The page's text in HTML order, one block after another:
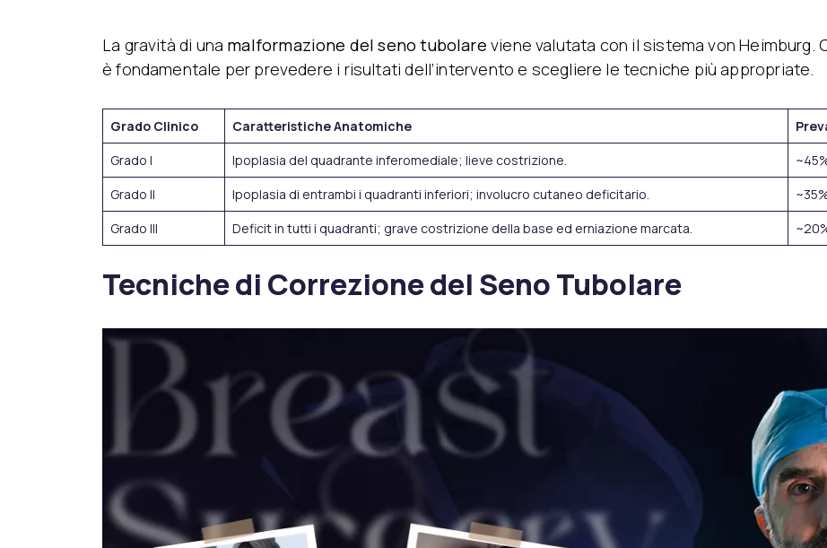
La gravità di una malformazione del seno tubolare viene valutata con il sistema von
è fondamentale per prevedere i risultati dell’intervento e scegliere le tecniche più appropriate.
Grado Clinico Caratteristiche Anatomiche
Grado I
Ipoplasia del quadrante inferomediale; lieve costrizione.
Grado II
Ipoplasia di entrambi i quadranti inferiori; involucro cutaneo deficitario.
Grado III
Deficit in tutti i quadranti; grave costrizione della base ed erniazione marcata.
Tecniche di Correzione del Seno Tubolare